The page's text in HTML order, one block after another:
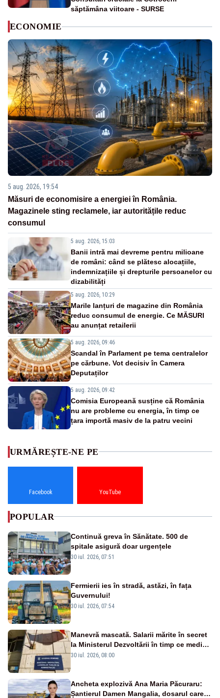
săptămâna viitoare - SURSE
ECONOMIE
5 aug. 2026, 19:54
Măsuri de economisire a energiei în România.
Magazinele sting reclamele, iar autoritățile reduc
consumul
5 aug. 2026, 15:03
Banii intră mai devreme pentru milioane
de români: când se plătesc alocațiile,
indemnizațiile și drepturile persoanelor cu
dizabilități
5 aug. 2026, 10:29
Marile lanțuri de magazine din România
reduc consumul de energie. Ce MĂSURI
au anunțat retailerii
5 aug. 2026, 09:46
Scandal în Parlament pe tema centralelor
pe cărbune. Vot decisiv în Camera
Deputaților
5 aug. 2026, 09:42
Comisia Europeană susține că România
nu are probleme cu energia, în timp ce
țara importă masiv de la patru vecini
URMĂREȘTE-NE PE
Facebook YouTube
POPULAR
Continuă greva în Sănătate. 500 de
spitale asigură doar urgențele
30 iul. 2026, 07:51
Fermierii ies în stradă, astăzi, în fața
Guvernului!
30 iul. 2026, 07:54
Manevră mascată. Salarii mărite în secret
la Ministerul Dezvoltării în timp ce medicii
ies în stradă
30 iul. 2026, 08:00
Ancheta explozivă Ana Maria Păcuraru:
Șantierul Damen Mangalia, dosarul care